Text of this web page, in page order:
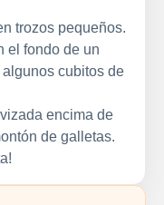
trozos pequeños.
el fondo de un
cubitos de
encima de
de galletas.